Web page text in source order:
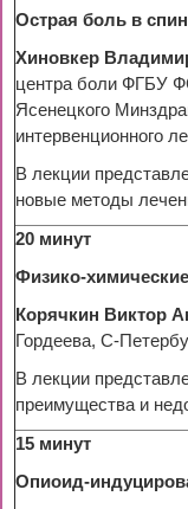
Острая боль в
Хиновкер
центра боли ФГБУ
Ясенецкого
интервенционного
В лекции
новые методы
20 минут
Физико-
Корячкин Виктор
Гордеева, С-
В лекции
преимущества и
15 минут
Опиоид-